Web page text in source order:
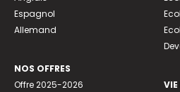
Espagnol
Allemand
NOS OFFRES
Offre 2025-2026